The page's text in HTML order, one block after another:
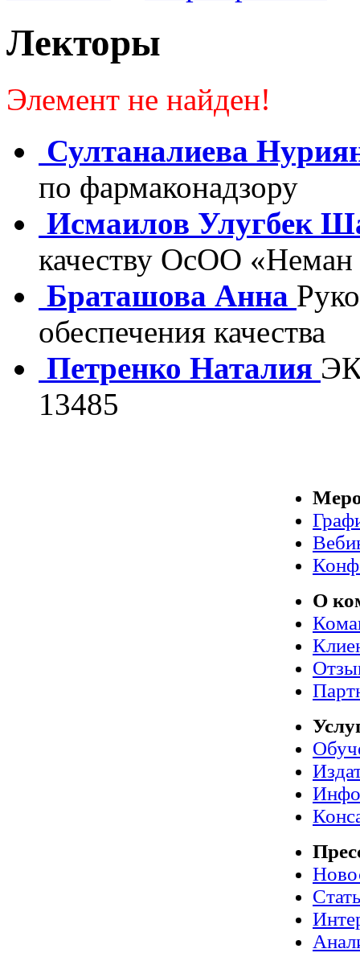
Лекторы
Элемент не найден!
Султаналиева
по фармаконадзору
Исмаилов Улугбек
качеству ОсОО
Браташова Анна
обеспечения качества
Петренко Наталия
13485
О